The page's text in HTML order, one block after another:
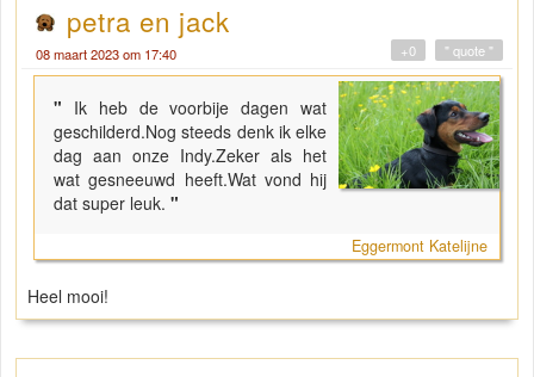
petra en jack
08 maart 2023 om 17:40 " quote "
+0
" Ik heb de voorbije dagen wat
geschilderd.Nog steeds denk ik elke
dag aan onze Indy.Zeker als het
wat gesneeuwd heeft.Wat vond hij
dat super leuk. "
Eggermont Katelijne
Heel mooi!